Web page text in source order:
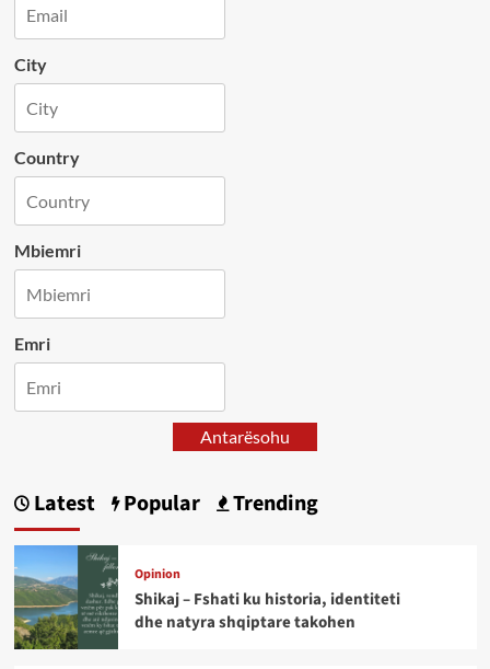
City
Country
Mbiemri
Emri
Antarësohu
Latest Popular Trending
Opinion
Shikaj – Fshati ku historia, identiteti
dhe natyra shqiptare takohen